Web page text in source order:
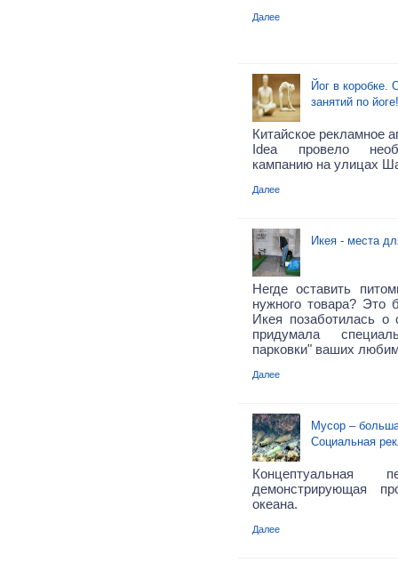
Далее
Йог в коробке.
занятий по йоге!
Китайское рекламное
Idea провело
кампанию на улицах
Далее
Икея - места
Негде оставить
нужного товара? Это
Икея позаботилась о
придумала
парковки" ваших
Далее
Мусор –
Социальная
Концептуальная
демонстрирующая
океана.
Далее